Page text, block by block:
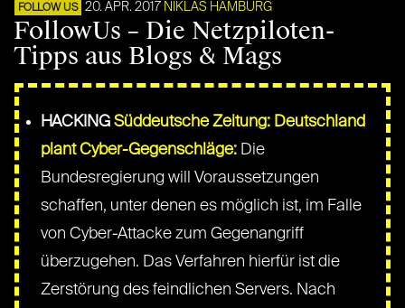
FOLLOW US 20. APR. 2017 NIKLAS HAMBURG
FollowUs – Die Netzpiloten-
Tipps aus Blogs & Mags
HACKINGSüddeutsche Zeitung: Deutschland
plant Cyber-Gegenschläge: Die
Bundesregierung will Voraussetzungen
schaffen, unter denen es möglich ist, im Falle
von Cyber-Attacke zum Gegenangriff
überzugehen. Das Verfahren hierfür ist die
Zerstörung des feindlichen Servers. Nach